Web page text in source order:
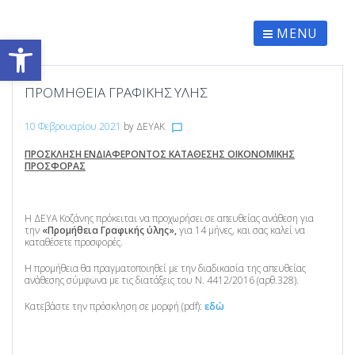
Ανοίξτε τη γραμμή εργαλείων MENU
ΠΡΟΜΉΘΕΙΑ ΓΡΑΦΙΚΉΣ ΎΛΗΣ
10 Φεβρουαρίου 2021 by ΔΕΥΑΚ chat_bubble_outline
ΠΡΟΣΚΛΗΣΗ ΕΝΔΙΑΦΕΡΟΝΤΟΣ ΚΑΤΑΘΕΣΗΣ ΟΙΚΟΝΟΜΙΚΗΣ
ΠΡΟΣΦΟΡΑΣ
Η ΔΕΥΑ Κοζάνης πρόκειται να προχωρήσει σε απευθείας ανάθεση για
την «ΠρομήθειαΓραφικής ύλης»,για 14 μήνες, και σας καλεί να
καταθέσετε προσφορές.
Η προμήθεια θα πραγματοποιηθεί με την διαδικασία της απευθείας
ανάθεσης σύμφωνα με τις διατάξεις του Ν. 4412/2016 (αρθ.328).
Κατεβάστε την πρόσκληση σε μορφή (pdf): εδώ